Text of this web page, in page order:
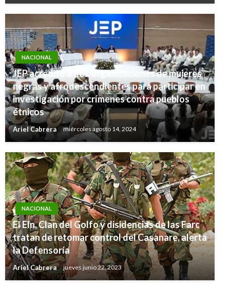
NACIONAL
JEP acreditó a dos organizaciones de mujeres
negras y afrodescendientes para participar en
investigación por crímenes contra pueblos
étnicos
Ariel Cabrera miércoles agosto 14, 2024
NACIONAL
El Eln, Clan del Golfo y disidencias de las Farc
tratan de retomar control del Casanare, alerta
la Defensoría
Ariel Cabrera jueves junio 22, 2023